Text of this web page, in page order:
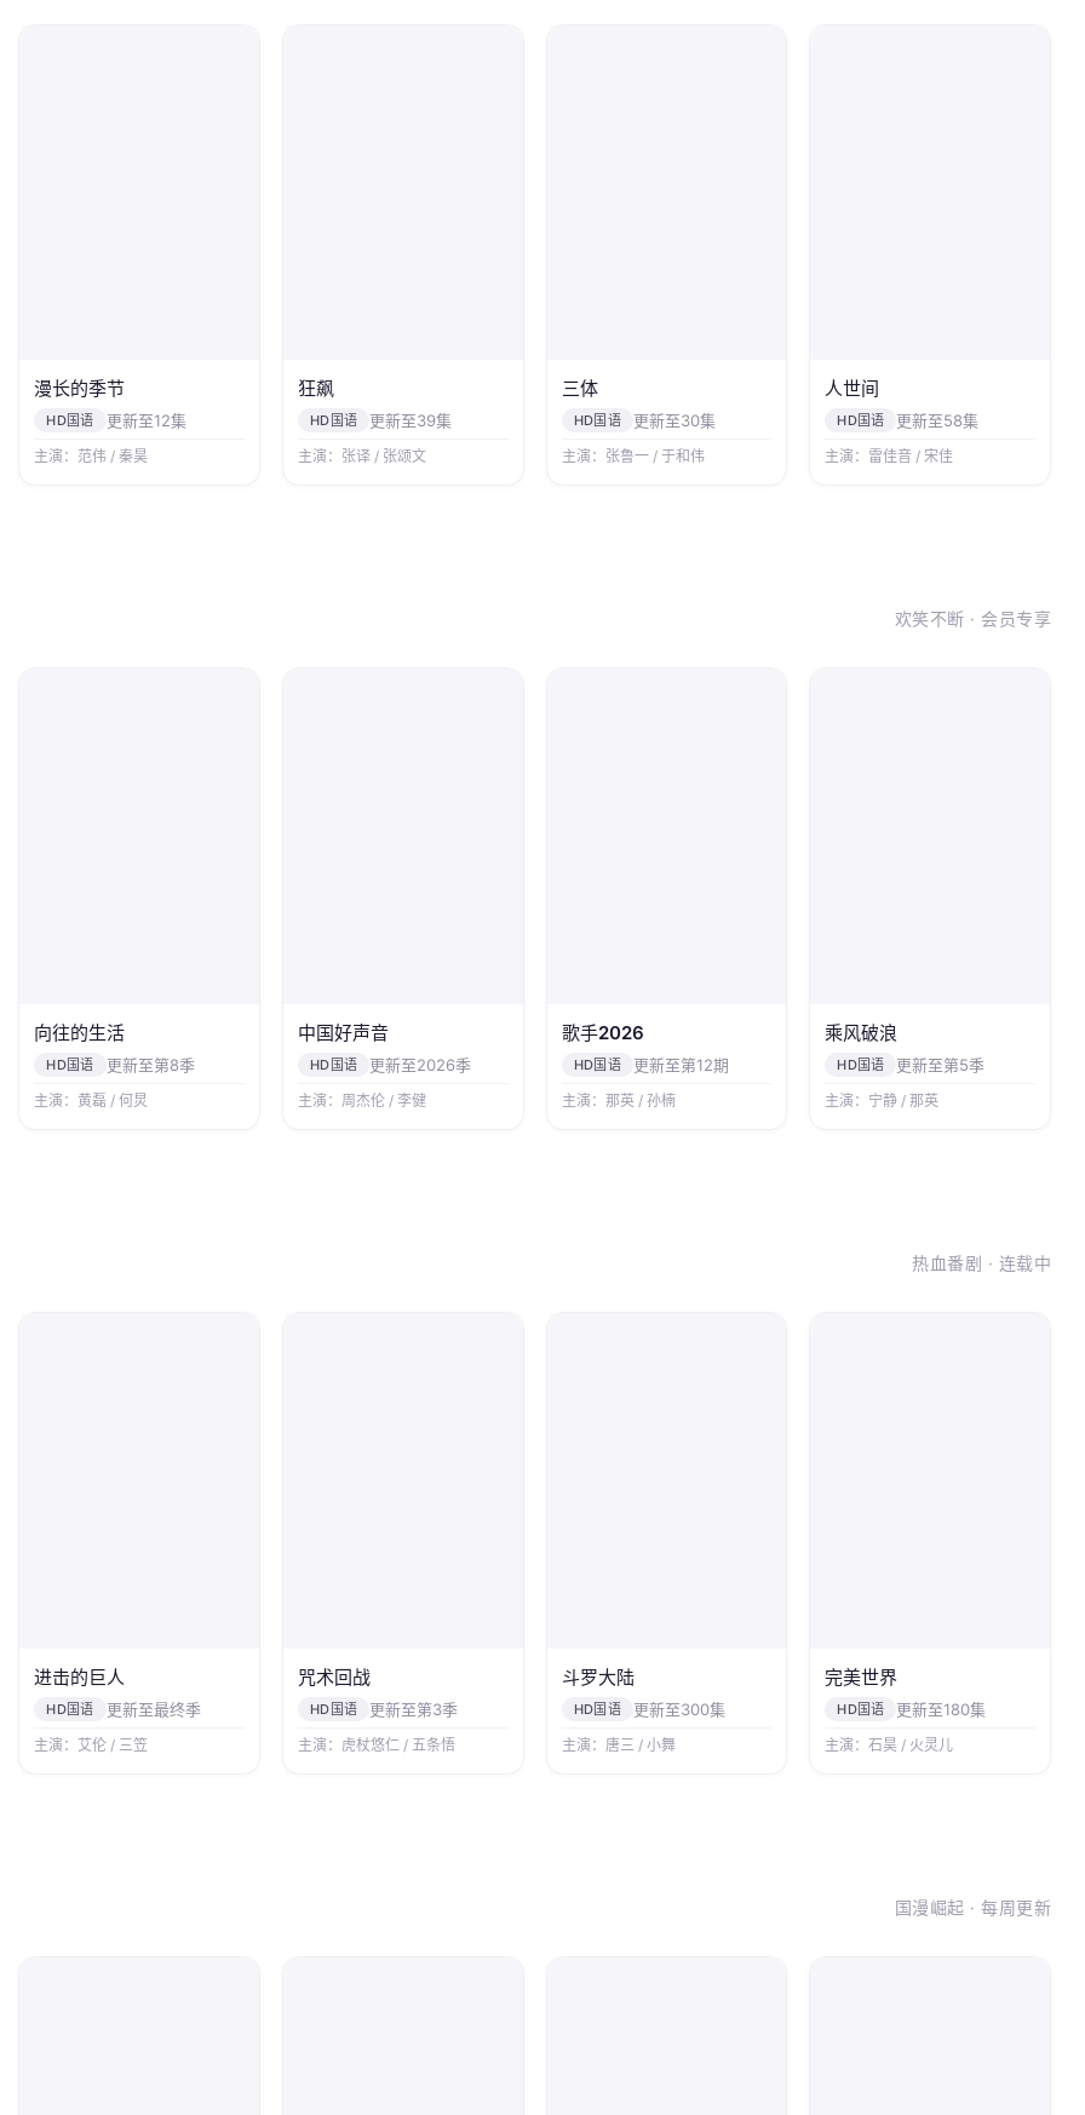
漫长的季节
HD国语 更新至12集
主演：范伟 / 秦昊
狂飙
HD国语 更新至39集
主演：张译 / 张颂文
三体
HD国语 更新至30集
主演：张鲁一 / 于和伟
人世间
HD国语 更新至58集
主演：雷佳音 / 宋佳
欢笑不断 · 会员专享
向往的生活
HD国语 更新至第8季
主演：黄磊 / 何炅
中国好声音
HD国语 更新至2026季
主演：周杰伦 / 李健
歌手2026
HD国语 更新至第12期
主演：那英 / 孙楠
乘风破浪
HD国语 更新至第5季
主演：宁静 / 那英
热血番剧 · 连载中
进击的巨人
HD国语 更新至最终季
主演：艾伦 / 三笠
咒术回战
HD国语 更新至第3季
主演：虎杖悠仁 / 五条悟
斗罗大陆
HD国语 更新至300集
主演：唐三 / 小舞
完美世界
HD国语 更新至180集
主演：石昊 / 火灵儿
国漫崛起 · 每周更新